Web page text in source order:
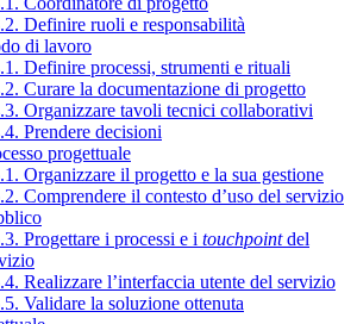
Definire ruoli e responsabilità
di lavoro
Definire processi, strumenti e rituali
Curare la documentazione di progetto
Organizzare tavoli tecnici collaborativi
Prendere decisioni
progettuale
Organizzare il progetto e la sua gestione
Comprendere il contesto d’uso del servizio
Progettare i processi e i touchpointdel
Realizzare l’interfaccia utente del servizio
Validare la soluzione ottenuta